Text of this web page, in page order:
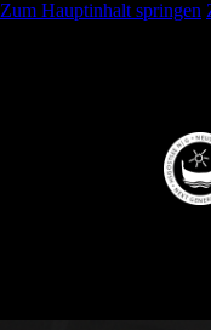
Zum Hauptinhalt springen